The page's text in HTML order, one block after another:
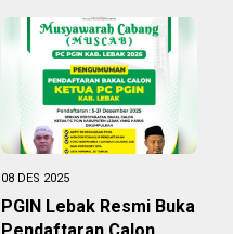
08 DES 2025
PGIN Lebak Resmi Buka
Pendaftaran Calon